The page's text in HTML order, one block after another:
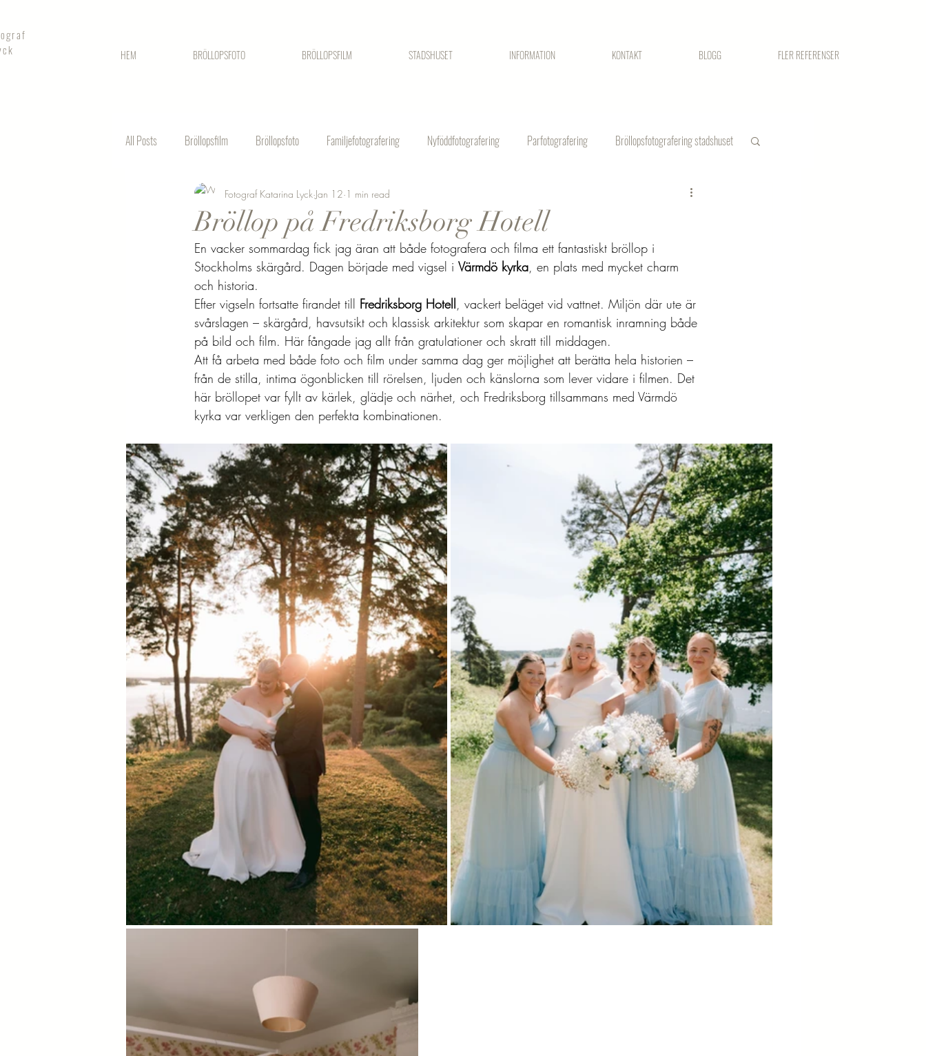
HEM BRÖLLOPSFOTO BRÖLLOPSFILM STADSHUSET INFORMATION KONTAKT BLOGG FLER REFERENSER
All Posts Bröllopsfilm Bröllopsfoto Familjefotografering Nyföddfotografering Parfotografering Bröllopsfotografering stadshuset
Fotografering stadshuset
Bröllop på Fredriksborg Hotell
Fotograf Katarina Lyck Jan 12 1 min read
En vacker sommardag fick jag äran att både fotografera och filma ett fantastiskt bröllop i
Stockholms skärgård. Dagen började med vigsel i Värmdö kyrka, en plats med mycket charm
och historia.
Efter vigseln fortsatte firandet till Fredriksborg Hotell, vackert beläget vid vattnet. Miljön där ute är
svårslagen – skärgård, havsutsikt och klassisk arkitektur som skapar en romantisk inramning både
på bild och film. Här fångade jag allt från gratulationer och skratt till middagen.
Att få arbeta med både foto och film under samma dag ger möjlighet att berätta hela historien –
från de stilla, intima ögonblicken till rörelsen, ljuden och känslorna som lever vidare i filmen. Det
här bröllopet var fyllt av kärlek, glädje och närhet, och Fredriksborg tillsammans med Värmdö
kyrka var verkligen den perfekta kombinationen.